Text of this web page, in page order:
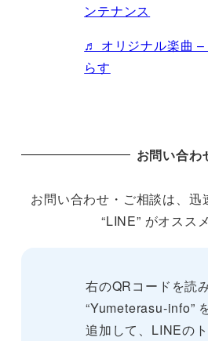
ンテナンス
♬ オリジナル楽曲 –
らす
お問い合わ
お問い合わせ・ご相談は、迅
“LINE” がオスス
右のQRコードを読み
“Yumeterasu-info”
追加して、LINEの